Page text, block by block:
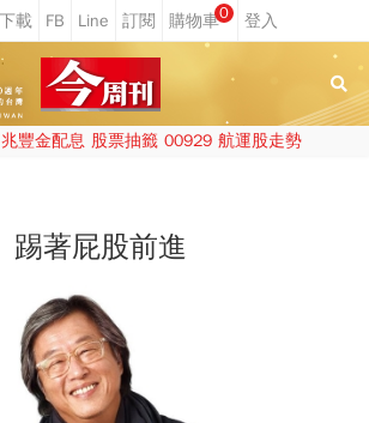
0
兆豐金配息 股票抽籤 00929 航運股走勢
踢著屁股前進